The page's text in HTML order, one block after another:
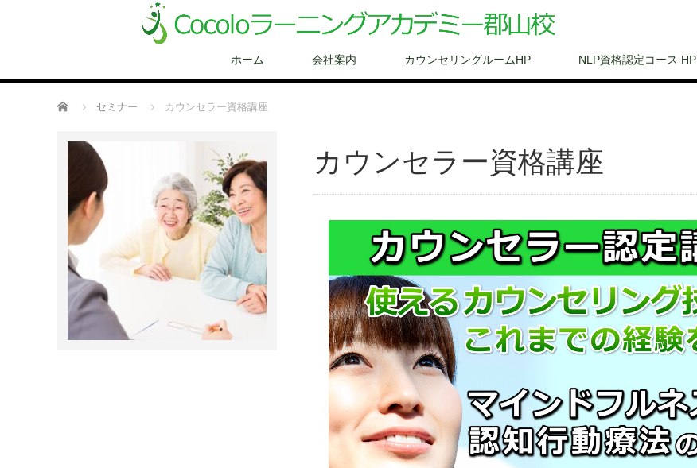
ホーム 会社案内 カウンセリングルームHP NLP資格認定コース HP
ホーム セミナー カウンセラー資格講座
カウンセラー資格講座